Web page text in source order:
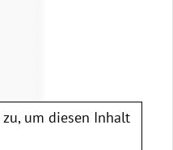
zu, um diesen Inhalt